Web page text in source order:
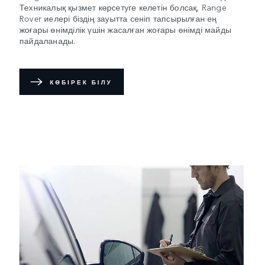
Техникалық қызмет көрсетуге келетін болсақ, Range
Rover иелері біздің зауытта сеніп тапсырылған ең
жоғары өнімділік үшін жасалған жоғары өнімді майды
пайдаланады.
КӨБІРЕК БІЛУ